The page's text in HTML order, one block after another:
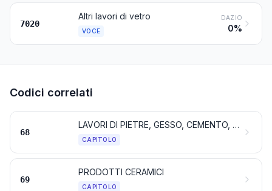
7020
Altri lavori di vetro
VOCE
DAZIO
0%
Codici correlati
68
LAVORI DI PIETRE, GESSO, CEMENTO, AMIANTO, MICA O MATERIE SIMILI
CAPITOLO
69
PRODOTTI CERAMICI
CAPITOLO